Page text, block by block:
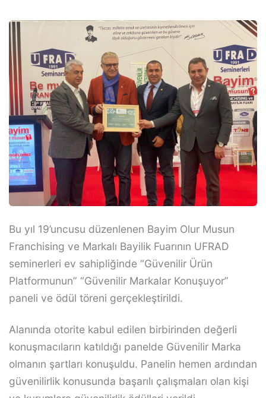
Bu yıl 19’uncusu düzenlenen Bayim Olur Musun
Franchising ve Markalı Bayilik Fuarının UFRAD
seminerleri ev sahipliğinde “Güvenilir Ürün
Platformunun” “Güvenilir Markalar Konuşuyor”
paneli ve ödül töreni gerçekleştirildi.
Alanında otorite kabul edilen birbirinden değerli
konuşmacıların katıldığı panelde Güvenilir Marka
olmanın şartları konuşuldu. Panelin hemen ardından
güvenilirlik konusunda başarılı çalışmaları olan kişi